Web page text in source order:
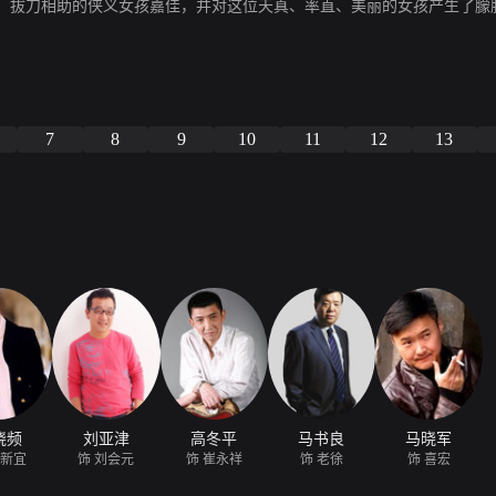
刀相助的侠义女孩嘉佳，并对这位天真、率直、美丽的女孩产生了
7 8 9 10 11 12 13
频
宜
刘亚津
饰 刘会元
高冬平
饰 崔永祥
马书良
饰 老徐
马晓军
饰 喜宏